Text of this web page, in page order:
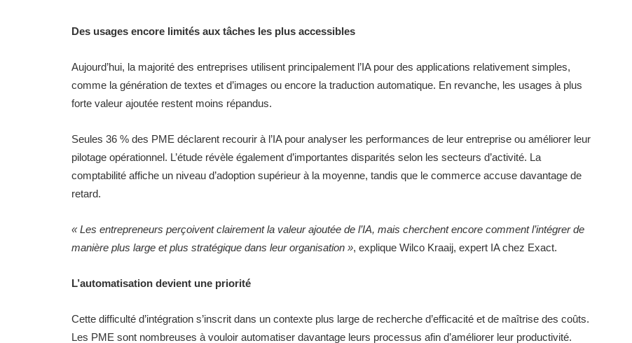
Des usages encore limités aux tâches les plus accessibles
Aujourd’hui, la majorité des entreprises utilisent principalement l’IA pour des applications relativement simples,
comme la génération de textes et d’images ou encore la traduction automatique. En revanche, les usages à plus
forte valeur ajoutée restent moins répandus.
Seules 36 % des PME déclarent recourir à l’IA pour analyser les performances de leur entreprise ou améliorer leur
pilotage opérationnel. L’étude révèle également d’importantes disparités selon les secteurs d’activité. La
comptabilité affiche un niveau d’adoption supérieur à la moyenne, tandis que le commerce accuse davantage de
retard.
« Les entrepreneurs perçoivent clairement la valeur ajoutée de l’IA, mais cherchent encore comment l’intégrer de
manière plus large et plus stratégique dans leur organisation », explique Wilco Kraaij, expert IA chez Exact.
L’automatisation devient une priorité
Cette difficulté d’intégration s’inscrit dans un contexte plus large de recherche d’efficacité et de maîtrise des coûts.
Les PME sont nombreuses à vouloir automatiser davantage leurs processus afin d’améliorer leur productivité.